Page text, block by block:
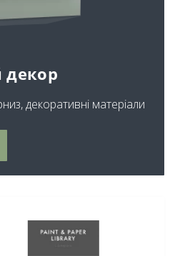
декор
декоративні матеріали